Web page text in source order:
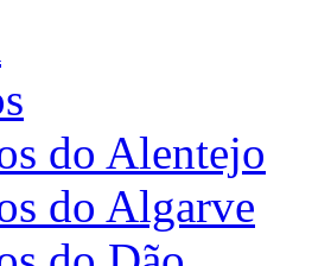
do Alentejo
do Algarve